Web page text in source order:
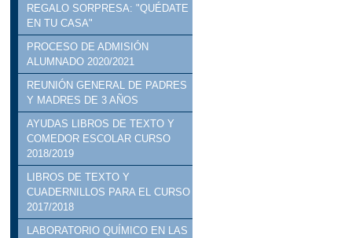
REGALO SORPRESA: "QUÉDATE
EN TU CASA"
PROCESO DE ADMISIÓN
ALUMNADO 2020/2021
REUNIÓN GENERAL DE PADRES
Y MADRES DE 3 AÑOS
AYUDAS LIBROS DE TEXTO Y
COMEDOR ESCOLAR CURSO
2018/2019
LIBROS DE TEXTO Y
CUADERNILLOS PARA EL CURSO
2017/2018
LABORATORIO QUÍMICO EN LAS